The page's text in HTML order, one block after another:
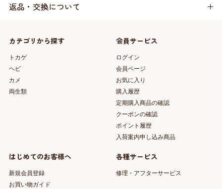
返品・交換について
カテゴリから探す
トカゲ
ヘビ
カメ
両生類
会員サービス
ログイン
会員ページ
お気に入り
購入履歴
定期購入商品の確認
クーポンの確認
ポイント履歴
入荷案内申し込み商品
はじめてのお客様へ
新規会員登録
お買い物ガイド
各種サービス
修理・アフターサービス